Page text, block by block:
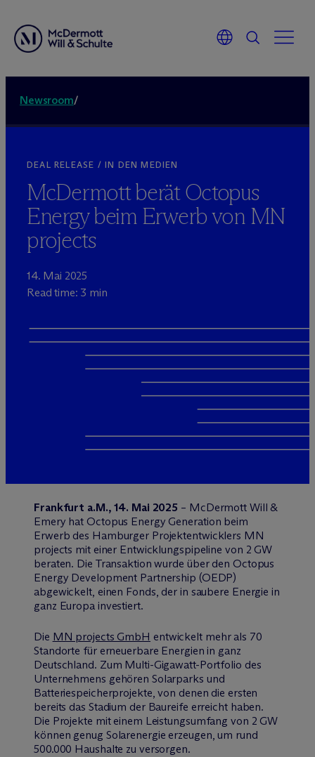
Newsroom/
DEAL RELEASE / IN DEN MEDIEN
McDermott berät Octopus
Energy beim Erwerb von MN
projects
14. Mai 2025
Read time: 3 min
Frankfurt a.M., 14. Mai 2025 – McDermott Will &
Emery hat Octopus Energy Generation beim
Erwerb des Hamburger Projektentwicklers MN
projects mit einer Entwicklungspipeline von 2 GW
beraten. Die Transaktion wurde über den Octopus
Energy Development Partnership (OEDP)
abgewickelt, einen Fonds, der in saubere Energie in
ganz Europa investiert.
Die MN projects GmbH entwickelt mehr als 70
Standorte für erneuerbare Energien in ganz
Deutschland. Zum Multi-Gigawatt-Portfolio des
Unternehmens gehören Solarparks und
Batteriespeicherprojekte, von denen die ersten
bereits das Stadium der Baureife erreicht haben.
Die Projekte mit einem Leistungsumfang von 2 GW
können genug Solarenergie erzeugen, um rund
500.000 Haushalte zu versorgen.